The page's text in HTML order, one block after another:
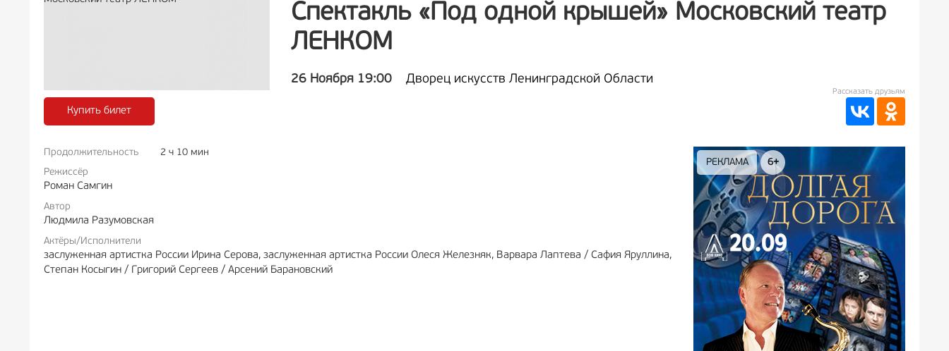
Спектакль «Под одной крышей» Московский театр
ЛЕНКОМ
26 Ноября 19:00 Дворец искусств Ленинградской Области
Купить билет
Рассказать друзьям
Продолжительность
2 ч 10 мин
Режиссёр
Роман Самгин
Автор
Людмила Разумовская
Актёры/Исполнители
заслуженная артистка России Ирина Серова, заслуженная артистка России Олеся Железняк, Варвара Лаптева / Сафия Яруллина,
Степан Косыгин / Григорий Сергеев / Арсений Барановский
РЕКЛАМА 6+